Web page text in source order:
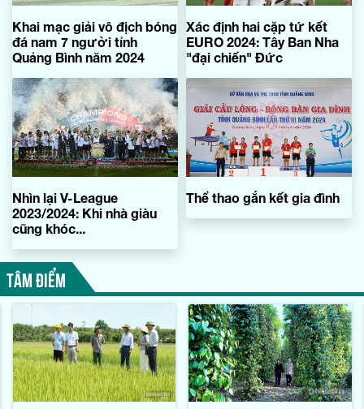
Khai mạc giải vô địch bóng
đá nam 7 người tỉnh
Quảng Bình năm 2024
Xác định hai cặp tứ kết
EURO 2024: Tây Ban Nha
"đại chiến" Đức
Nhìn lại V-League
2023/2024: Khi nhà giàu
cũng khóc...
Thể thao gắn kết gia đình
TÂM ĐIỂM